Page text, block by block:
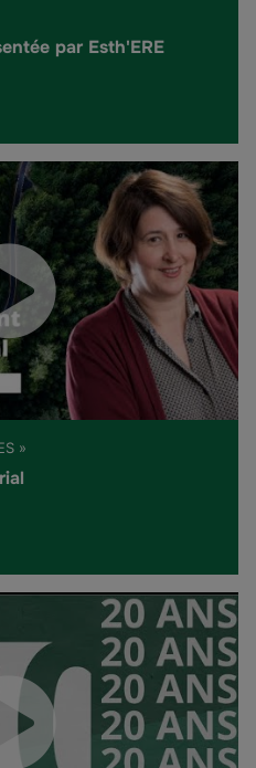
par Esth'ERE
»